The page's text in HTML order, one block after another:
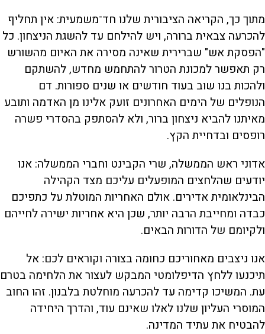
מתוך כך, הקריאה הציבורית שלנו חד־משמעית: אין תחליף
להכרעה צבאית ברורה, ויש להילחם עד להשגת הניצחון. כל
"הפסקת אש" שברירית שאינה מסירה את האיום מהשורש
רק תאפשר למכונת הטרור להתחמש מחדש, להשתקם
ולהכות בנו שוב בעוד חודשים או שנים ספורות. דם
הנופלים של הימים האחרונים זועק אלינו מן האדמה ותובע
מאיתנו להביא ניצחון ברור, ולא להסתפק בהסדרי פשרה
רופסים ובדחיית הקץ.
אדוני ראש הממשלה, שרי הקבינט וחברי הממשלה: אנו
יודעים שהלחצים המופעלים עליכם מצד הקהילה
הבינלאומית אדירים. אולם האחריות המוטלת על כתפיכם
כבדה ומחייבת הרבה יותר, שכן היא אחריות ישירה לחייהם
ולקיומם של הדורות הבאים.
אנו ניצבים מאחוריכם כחומה בצורה וקוראים לכם: אל
תיכנעו ללחץ הדיפלומטי המבקש לעצור את הלחימה בטרם
עת. המשיכו קדימה עד להכרעה מוחלטת בלבנון. זהו החוב
המוסרי העליון שלנו לאלו שאינם עוד, והדרך היחידה
להבטיח את עתיד המדינה.